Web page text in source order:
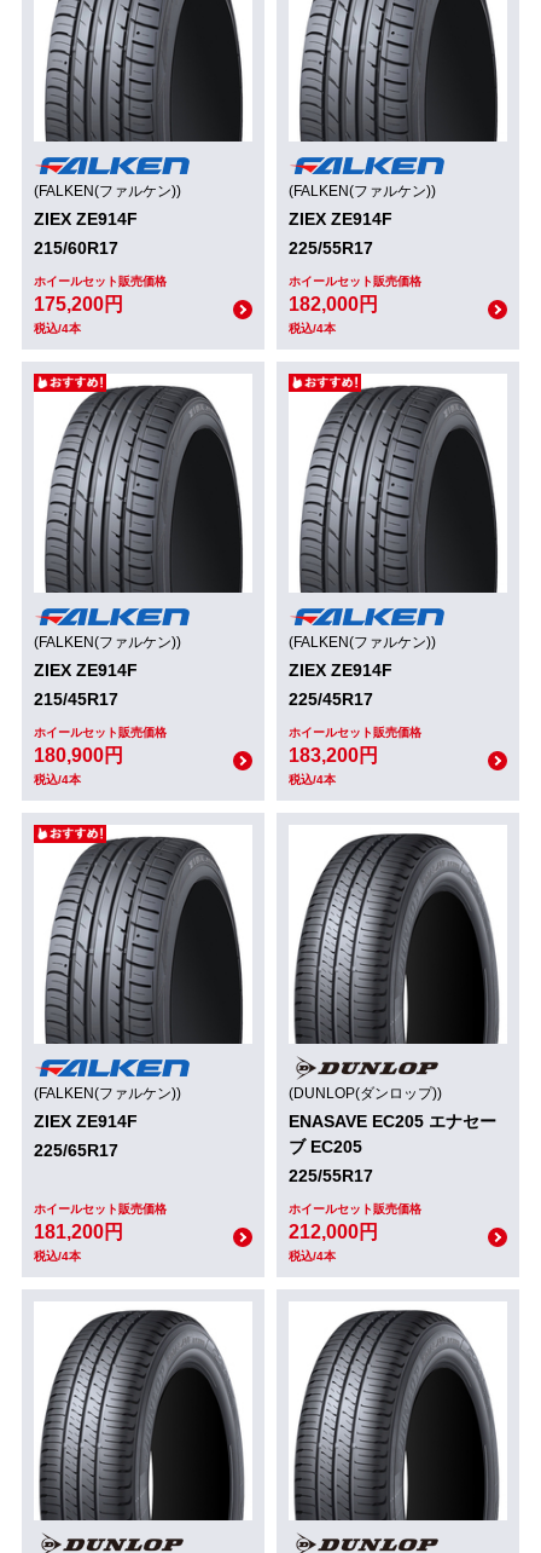
(FALKEN(ファルケン))
ZIEX ZE914F
215/60R17
ホイールセット販売価格
175,200円
税込/4本
(FALKEN(ファルケン))
ZIEX ZE914F
225/55R17
ホイールセット販売価格
182,000円
税込/4本
(FALKEN(ファルケン))
ZIEX ZE914F
215/45R17
ホイールセット販売価格
180,900円
税込/4本
(FALKEN(ファルケン))
ZIEX ZE914F
225/45R17
ホイールセット販売価格
183,200円
税込/4本
(FALKEN(ファルケン))
ZIEX ZE914F
225/65R17
ホイールセット販売価格
181,200円
税込/4本
(DUNLOP(ダンロップ))
ENASAVE EC205 エナセー
ブ EC205
225/55R17
ホイールセット販売価格
212,000円
税込/4本